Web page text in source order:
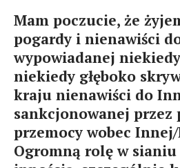
Mam poczucie, że
pogardy i nienawiści
wypowiadanej
niekiedy głęboko
kraju nienawiści do
sankcjonowanej przez
przemocy wobec
Ogromną rolę w